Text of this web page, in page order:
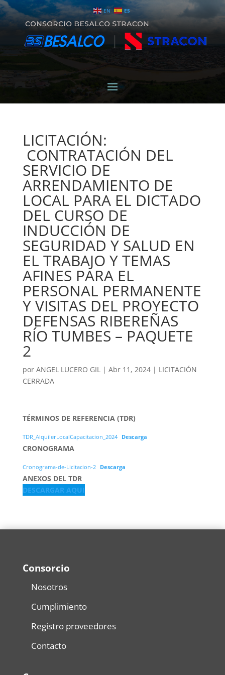
EN ES
LICITACIÓN:
CONTRATACIÓN DEL
SERVICIO DE
ARRENDAMIENTO DE
LOCAL PARA EL DICTADO
DEL CURSO DE
INDUCCIÓN DE
SEGURIDAD Y SALUD EN
EL TRABAJO Y TEMAS
AFINES PARA EL
PERSONAL PERMANENTE
Y VISITAS DEL PROYECTO
DEFENSAS RIBEREÑAS
RÍO TUMBES – PAQUETE
2
por ANGEL LUCERO GIL | Abr 11, 2024| LICITACIÓN
CERRADA
TÉRMINOS DE REFERENCIA (TDR)
TDR_AlquilerLocalCapacitacion_2024 Descarga
CRONOGRAMA
Cronograma-de-Licitacion-2 Descarga
ANEXOS DEL TDR
DESCARGAR AQUI
Consorcio
Nosotros
Cumplimiento
Registro proveedores
Contacto